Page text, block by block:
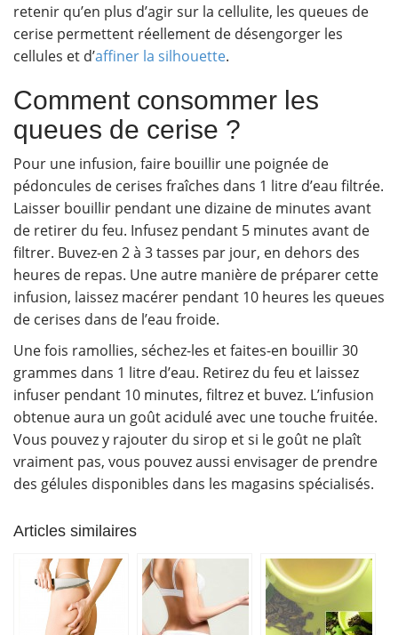
retenir qu’en plus d’agir sur la cellulite, les queues de
cerise permettent réellement de désengorger les
cellules et d’affiner la silhouette.
Comment consommer les
queues de cerise ?
Pour une infusion, faire bouillir une poignée de
pédoncules de cerises fraîches dans 1 litre d’eau filtrée.
Laisser bouillir pendant une dizaine de minutes avant
de retirer du feu. Infusez pendant 5 minutes avant de
filtrer. Buvez-en 2 à 3 tasses par jour, en dehors des
heures de repas. Une autre manière de préparer cette
infusion, laissez macérer pendant 10 heures les queues
de cerises dans de l’eau froide.
Une fois ramollies, séchez-les et faites-en bouillir 30
grammes dans 1 litre d’eau. Retirez du feu et laissez
infuser pendant 10 minutes, filtrez et buvez. L’infusion
obtenue aura un goût acidulé avec une touche fruitée.
Vous pouvez y rajouter du sirop et si le goût ne plaît
vraiment pas, vous pouvez aussi envisager de prendre
des gélules disponibles dans les magasins spécialisés.
Articles similaires